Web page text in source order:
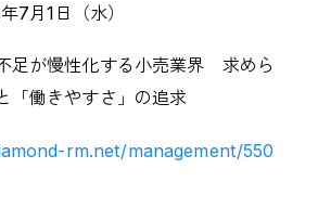
7月1日（水）
足が慢性化する小売業界 求めら
「働きやすさ」の追求
rm.net/management/550